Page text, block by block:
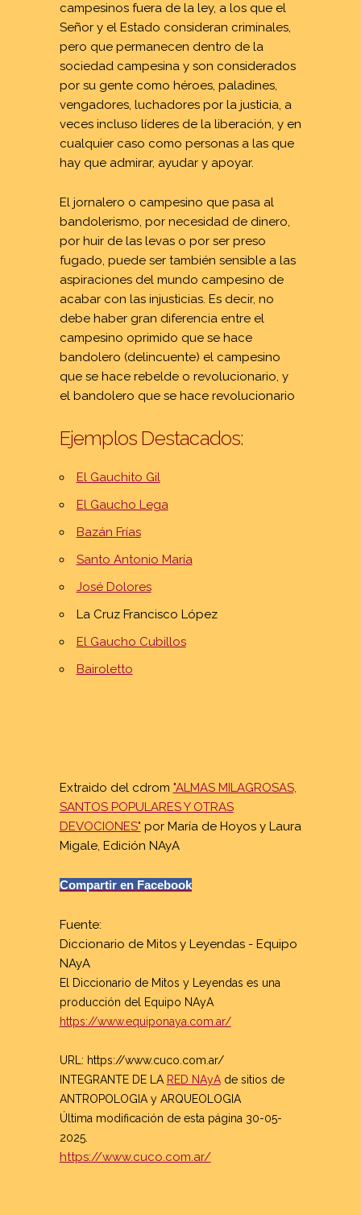
campesinos fuera de la ley, a los que el
Señor y el Estado consideran criminales,
pero que permanecen dentro de la
sociedad campesina y son considerados
por su gente como héroes, paladines,
vengadores, luchadores por la justicia, a
veces incluso líderes de la liberación, y en
cualquier caso como personas a las que
hay que admirar, ayudar y apoyar.
El jornalero o campesino que pasa al
bandolerismo, por necesidad de dinero,
por huir de las levas o por ser preso
fugado, puede ser también sensible a las
aspiraciones del mundo campesino de
acabar con las injusticias. Es decir, no
debe haber gran diferencia entre el
campesino oprimido que se hace
bandolero (delincuente) el campesino
que se hace rebelde o revolucionario, y
el bandolero que se hace revolucionario
Ejemplos Destacados:
El Gauchito Gil
El Gaucho Lega
Bazán Frías
Santo Antonio María
José Dolores
La Cruz Francisco López
El Gaucho Cubillos
Bairoletto
Extraido del cdrom "ALMAS MILAGROSAS,
SANTOS POPULARES Y OTRAS
DEVOCIONES" por María de Hoyos y Laura
Migale, Edición NAyA
Compartir en Facebook
Fuente:
Diccionario de Mitos y Leyendas - Equipo
NAyA
El Diccionario de Mitos y Leyendas es una
producción del Equipo NAyA
https://www.equiponaya.com.ar/
URL: https://www.cuco.com.ar/
INTEGRANTE DE LA RED NAyAde sitios de
ANTROPOLOGIA y ARQUEOLOGIA
Última modificación de esta página 30-05-
2025.
https://www.cuco.com.ar/